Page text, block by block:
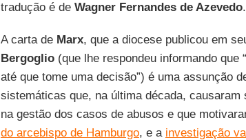
tradução é de Wagner Fernandes de Azevedo.
A carta de Marx, que a diocese publicou em
Bergoglio(que lhe respondeu informando que
até que tome uma decisão”) é uma assunção
sistemáticas que, na última década,
na gestão dos casos de abusos e que
do arcebispo de Hamburgo, e a investigação